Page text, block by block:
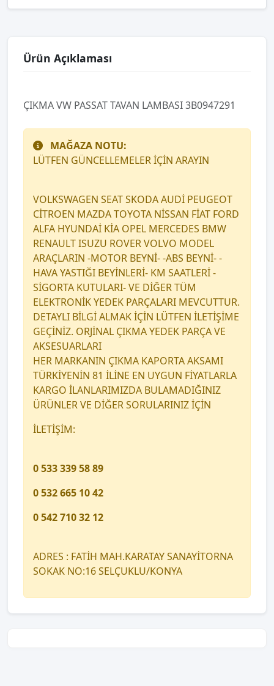
Ürün Açıklaması
ÇIKMA VW PASSAT TAVAN LAMBASI 3B0947291
MAĞAZA NOTU:
LÜTFEN GÜNCELLEMELER İÇİN ARAYIN
VOLKSWAGEN SEAT SKODA AUDİ PEUGEOT
CİTROEN MAZDA TOYOTA NİSSAN FİAT FORD
ALFA HYUNDAİ KİA OPEL MERCEDES BMW
RENAULT ISUZU ROVER VOLVO MODEL
ARAÇLARIN -MOTOR BEYNİ- -ABS BEYNİ- -
HAVA YASTIĞI BEYİNLERİ- KM SAATLERİ -
SİGORTA KUTULARI- VE DİĞER TÜM
ELEKTRONİK YEDEK PARÇALARI MEVCUTTUR.
DETAYLI BİLGİ ALMAK İÇİN LÜTFEN İLETİŞİME
GEÇİNİZ. ORJİNAL ÇIKMA YEDEK PARÇA VE
AKSESUARLARI
HER MARKANIN ÇIKMA KAPORTA AKSAMI
TÜRKİYENİN 81 İLİNE EN UYGUN FİYATLARLA
KARGO İLANLARIMIZDA BULAMADIĞINIZ
ÜRÜNLER VE DİĞER SORULARINIZ İÇİN
İLETİŞİM:
0 533 339 58 89
0 532 665 10 42
0 542 710 32 12
ADRES : FATİH MAH.KARATAY SANAYİTORNA
SOKAK NO:16 SELÇUKLU/KONYA